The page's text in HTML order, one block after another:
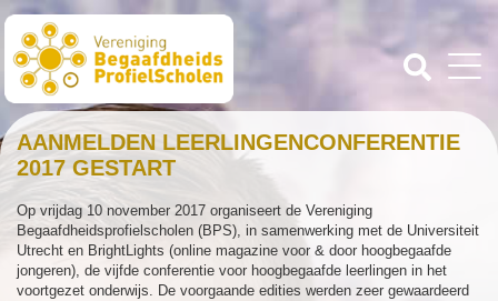
AANMELDEN LEERLINGENCONFERENTIE
2017 GESTART
Op vrijdag 10 november 2017 organiseert de Vereniging
Begaafdheidsprofielscholen (BPS), in samenwerking met de Universiteit
Utrecht en BrightLights (online magazine voor & door hoogbegaafde
jongeren), de vijfde conferentie voor hoogbegaafde leerlingen in het
voortgezet onderwijs. De voorgaande edities werden zeer gewaardeerd